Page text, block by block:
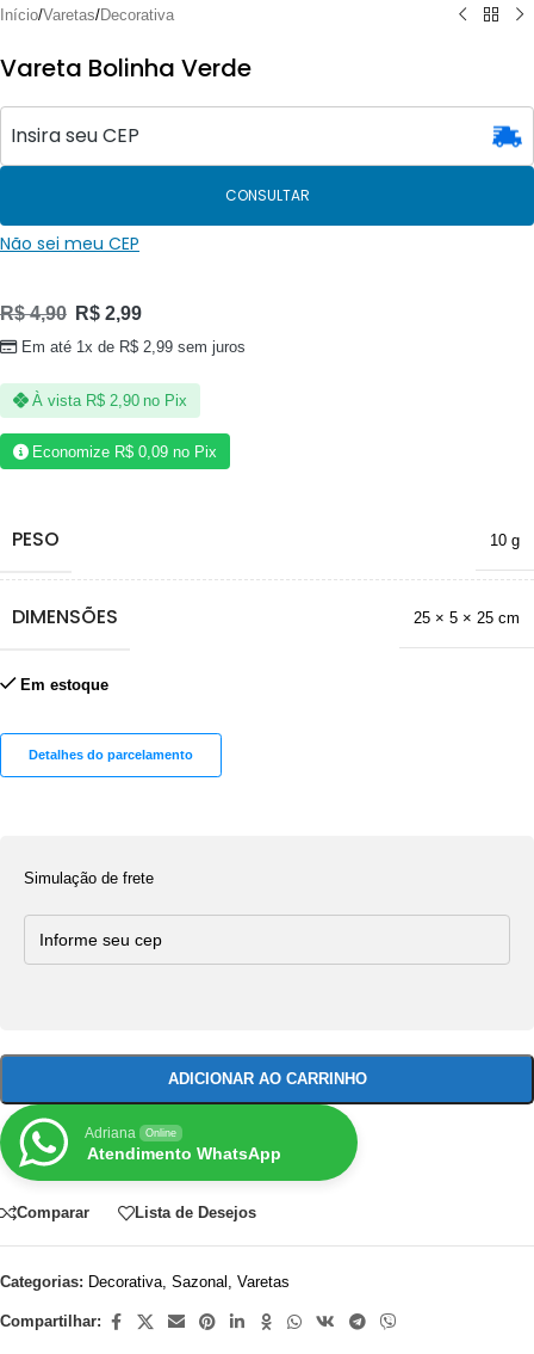
Início/Varetas/Decorativa
Vareta Bolinha Verde
CONSULTAR
Não sei meu CEP
R$4,90 R$2,99
Em até 1x de R$ 2,99 sem juros
À vista R$2,90 no Pix
Economize R$ 0,09 no Pix
PESO 10 g
DIMENSÕES 25 × 5 × 25 cm
Em estoque
Detalhes do parcelamento
Simulação de frete
ADICIONAR AO CARRINHO
Adriana Online
Atendimento WhatsApp
Comparar Lista de Desejos
Categorias: Decorativa Sazonal Varetas
Compartilhar: